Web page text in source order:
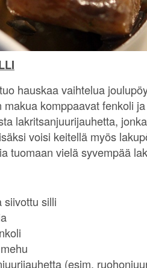
hauskaa vaihtelua
makua komppaavat fenkoli
lakritsanjuurijauhetta,
voisi keitellä myös
tuomaan vielä syvempää
siivottu silli
(esim.